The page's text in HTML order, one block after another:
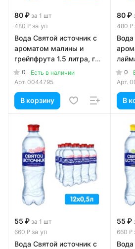
80 ₽ за 1 шт
480 ₽ за уп
Вода Святой источник с
ароматом малины и
грейпфрута 1.5 литра, газ,
пэт, 6 шт. в уп.
0
Есть в наличии
Арт. 0044795
В корзину
80 ₽
480 ₽
Вода
6 шт.
0
Арт.
В
55 ₽ за 1 шт
660 ₽ за уп
Вода Святой источник с
55 ₽
660 ₽
Вода